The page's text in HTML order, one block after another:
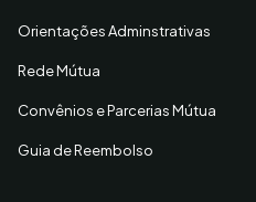
Orientações Adminstrativas
Rede Mútua
Convênios e Parcerias Mútua
Guia de Reembolso